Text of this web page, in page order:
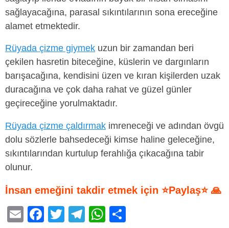
sağlayacağına, parasal sıkıntılarının sona ereceğine
alamet etmektedir.
Rüyada çizme giymek uzun bir zamandan beri
çekilen hasretin biteceğine, küslerin ve dargınların
barışacağına, kendisini üzen ve kıran kişilerden uzak
duracağına ve çok daha rahat ve güzel günler
geçireceğine yorulmaktadır.
Rüyada çizme çaldırmak imreneceği ve adından övgü
dolu sözlerle bahsedeceği kimse haline geleceğine,
sıkıntılarından kurtulup ferahlığa çıkacağına tabir
olunur.
İnsan emeğini takdir etmek için ⭐Paylaş⭐ 🙏
E
F
T
T
W